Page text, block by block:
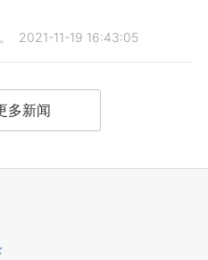
2021-11-19 16:43:05
多新闻